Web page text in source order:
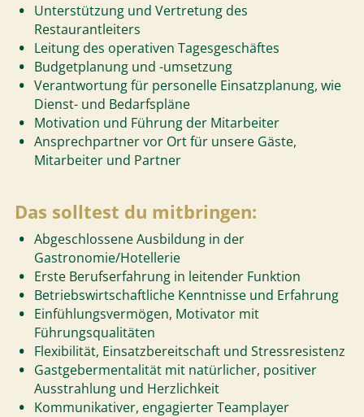
Unterstützung und Vertretung des
Restaurantleiters
Leitung des operativen Tagesgeschäftes
Budgetplanung und -umsetzung
Verantwortung für personelle Einsatzplanung, wie
Dienst- und Bedarfspläne
Motivation und Führung der Mitarbeiter
Ansprechpartner vor Ort für unsere Gäste,
Mitarbeiter und Partner
Das solltest du mitbringen:
Abgeschlossene Ausbildung in der
Gastronomie/Hotellerie
Erste Berufserfahrung in leitender Funktion
Betriebswirtschaftliche Kenntnisse und Erfahrung
Einfühlungsvermögen, Motivator mit
Führungsqualitäten
Flexibilität, Einsatzbereitschaft und Stressresistenz
Gastgebermentalität mit natürlicher, positiver
Ausstrahlung und Herzlichkeit
Kommunikativer, engagierter Teamplayer